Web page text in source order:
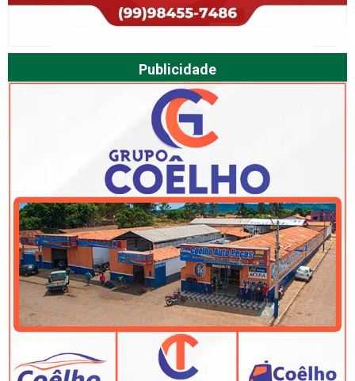
Publicidade